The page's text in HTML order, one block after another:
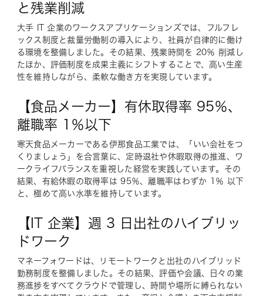
と残業削減
大手 IT 企業のワークスアプリケーションズでは、フルフレ
ックス制度と裁量労働制の導入により、社員が自律的に働け
る環境を整備しました。その結果、残業時間を 20％ 削減し
たほか、評価制度を成果主義にシフトすることで、高い生産
性を維持しながら、柔軟な働き方を実現しています。
【食品メーカー】有休取得率 95％、
離職率 1％以下
寒天食品メーカーである伊那食品工業では、「いい会社をつ
くりましょう」を合言葉に、定時退社や休暇取得の推進、ワ
ークライフバランスを重視した経営を実践しています。その
結果、有給休暇の取得率は 95％、離職率はわずか 1％ 以下
と、極めて高い水準を維持しています。
【IT 企業】週 3 日出社のハイブリッ
ドワーク
マネーフォワードは、リモートワークと出社のハイブリッド
勤務制度を整備しました。その結果、評価や会議、日々の業
務進捗をすべてクラウドで管理し、時間や場所に縛られない